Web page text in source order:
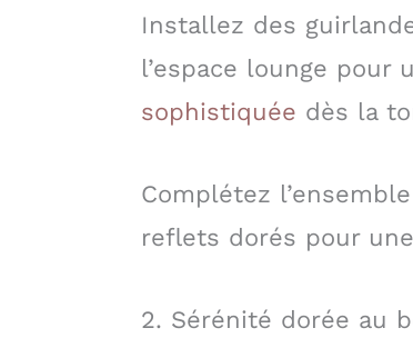
Installez des
l’espace lounge pour
sophistiquée dès la
Complétez
reflets dorés pour
2. Sérénité dorée au